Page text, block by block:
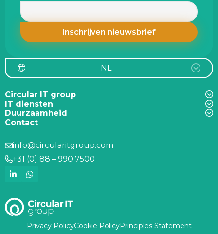
NL
Circular IT group
IT diensten
Duurzaamheid
Contact
info@circularitgroup.com
+31 (0) 88 – 990 7500
Privacy PolicyCookie PolicyPrinciples Statement